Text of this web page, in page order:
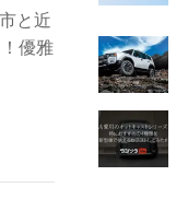
と近
優雅